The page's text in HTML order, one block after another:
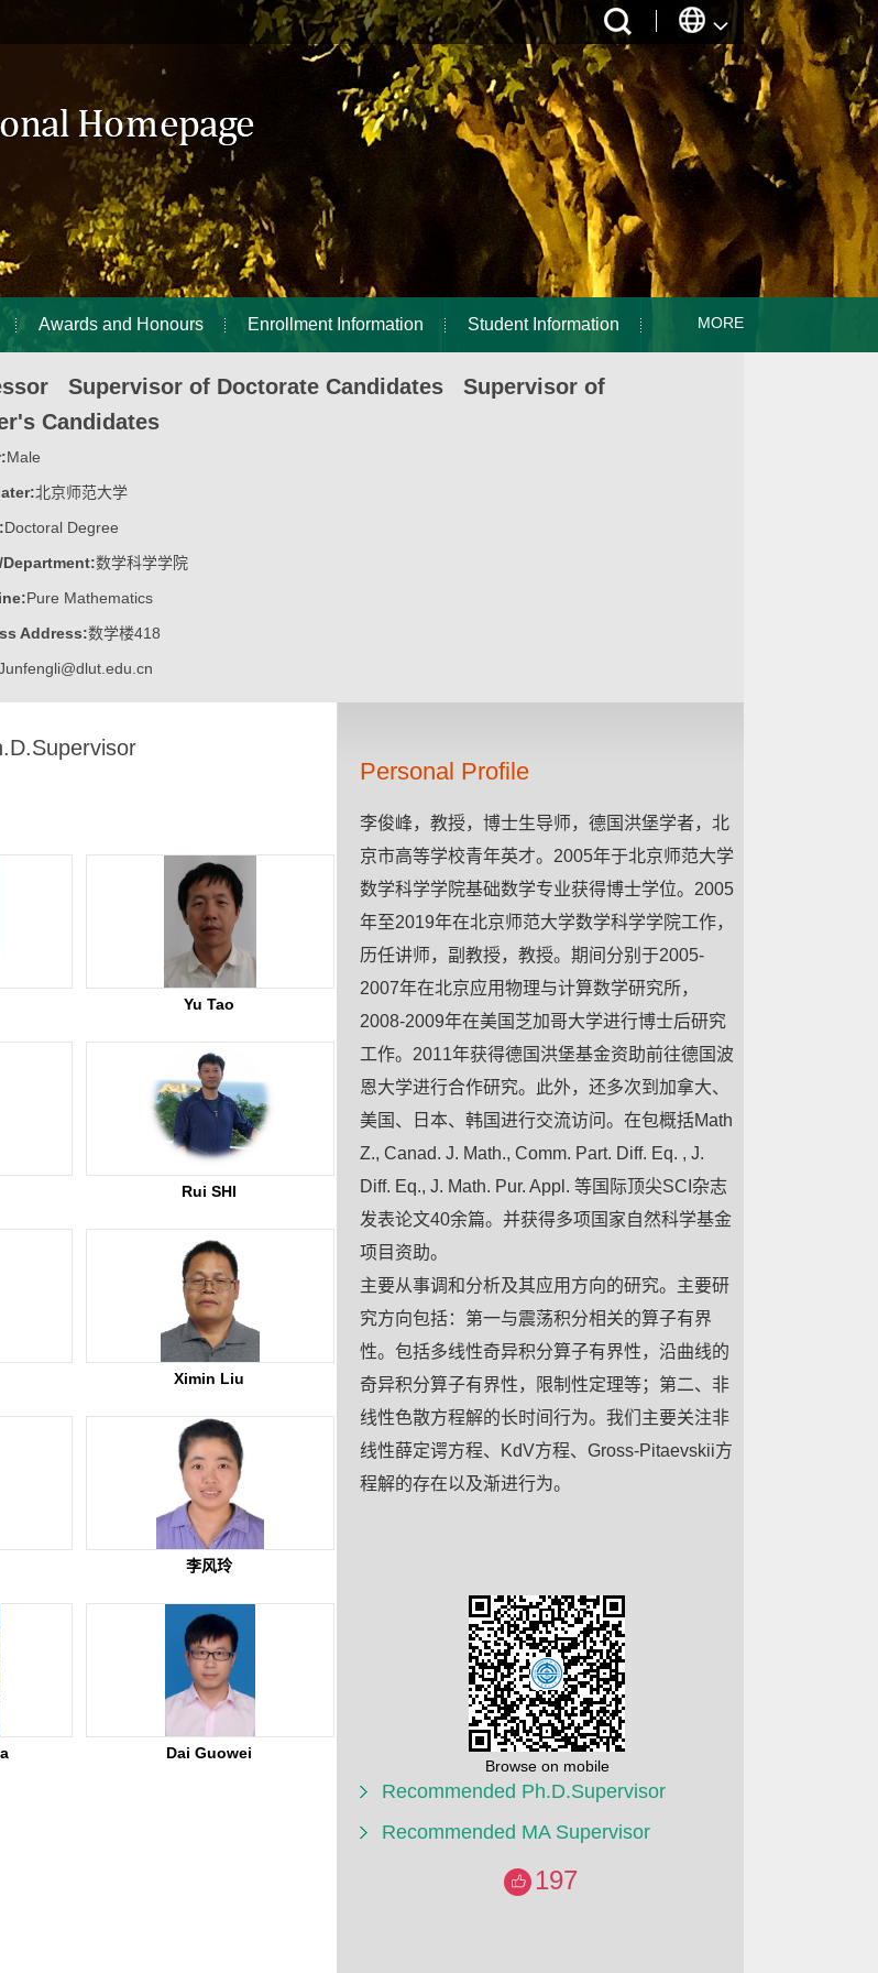
Awards and Honours Enrollment Information Student Information MORE
Supervisor of Doctorate Candidates Supervisor of
Candidates
Male
北京师范大学
Doctoral Degree
数学科学学院
Pure Mathematics
Address:数学楼418
Yu Tao
Rui SHI
Ximin Liu
李风玲
Dai Guowei
Personal Profile
李俊峰，教授，博士生导师，德国洪堡学者，北
京市高等学校青年英才。2005年于北京师范大学
数学科学学院基础数学专业获得博士学位。2005
年至2019年在北京师范大学数学科学学院工作，
历任讲师，副教授，教授。期间分别于2005-
2007年在北京应用物理与计算数学研究所，
2008-2009年在美国芝加哥大学进行博士后研究
工作。2011年获得德国洪堡基金资助前往德国波
恩大学进行合作研究。此外，还多次到加拿大、
美国、日本、韩国进行交流访问。在包概括Math
Z., Canad. J. Math., Comm. Part. Diff. Eq. , J.
Diff. Eq., J. Math. Pur. Appl. 等国际顶尖SCI杂志
发表论文40余篇。并获得多项国家自然科学基金
项目资助。
主要从事调和分析及其应用方向的研究。主要研
究方向包括：第一与震荡积分相关的算子有界
性。包括多线性奇异积分算子有界性，沿曲线的
奇异积分算子有界性，限制性定理等；第二、非
线性色散方程解的长时间行为。我们主要关注非
线性薛定谔方程、KdV方程、Gross-Pitaevskii方
程解的存在以及渐进行为。
Browse on mobile
Recommended Ph.D.Supervisor
Recommended MA Supervisor
197